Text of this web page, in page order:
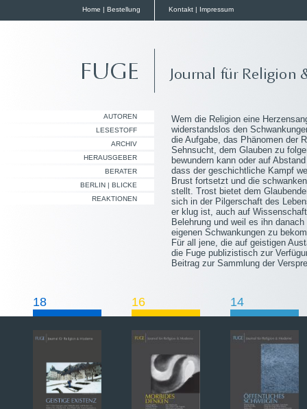
Home | Bestellung Kontakt | Impressum
AUTOREN
LESESTOFF
ARCHIV
HERAUSGEBER
BERATER
BERLIN | BLICKE
REAKTIONEN
Wem die Religion eine
widerstandslos den
die Aufgabe, das Phänomen der
Sehnsucht, dem Glauben zu
bewundern kann oder auf
dass der geschichtliche Kampf
Brust fortsetzt und die
stellt. Trost bietet dem
sich in der Pilgerschaft des
er klug ist, auch auf
Belehrung und weil es ihn
eigenen Schwankungen zu
Für all jene, die auf geistigen
die Fuge publizistisch zur
Beitrag zur Sammlung der
18 16 14